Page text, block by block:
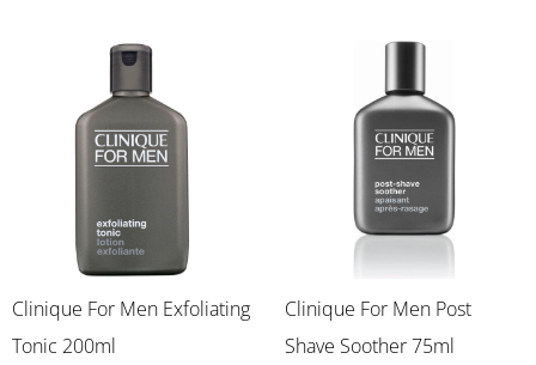
Clinique For Men Exfoliating
Tonic 200ml
Clinique For Men Post
Shave Soother 75ml